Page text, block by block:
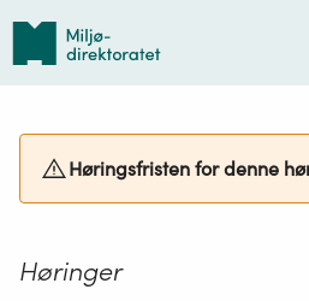
Tilbake
forsiden
Høringsfristen for denne
Høringer